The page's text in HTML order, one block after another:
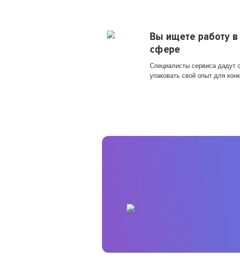
Вы ищете работу в
сфере
Специалисты сервиса дадут
упаковать свой опыт для